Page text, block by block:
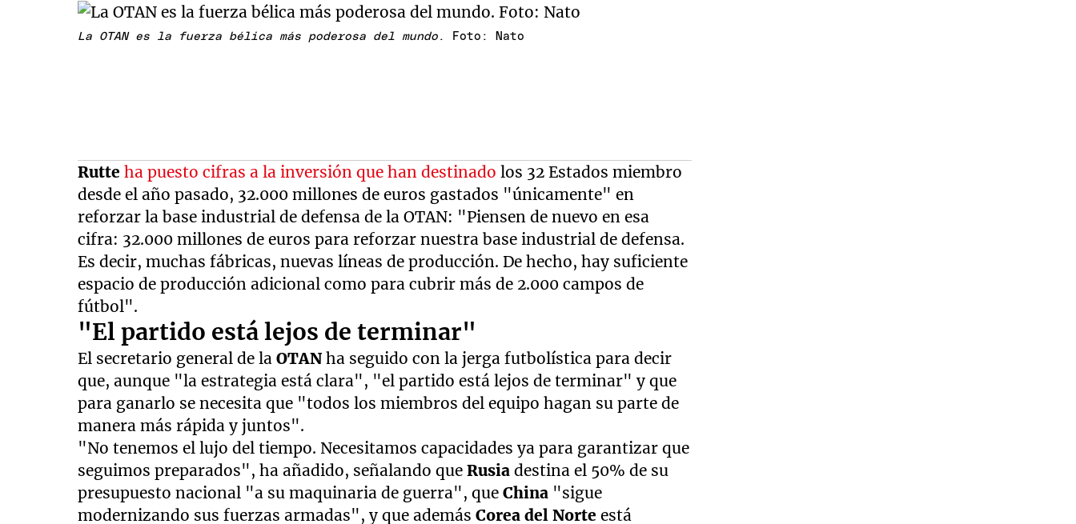
La OTAN es la fuerza bélica más poderosa del mundo . Foto: Nato
Rutte ha puesto cifras a la inversión que han destinado los 32 Estados miembro
desde el año pasado, 32.000 millones de euros gastados "únicamente" en
reforzar la base industrial de defensa de la OTAN: "Piensen de nuevo en esa
cifra: 32.000 millones de euros para reforzar nuestra base industrial de defensa.
Es decir, muchas fábricas, nuevas líneas de producción. De hecho, hay suficiente
espacio de producción adicional como para cubrir más de 2.000 campos de
fútbol".
"El partido está lejos de terminar"
El secretario general de laOTAN ha seguido con la jerga futbolística para decir
que, aunque "la estrategia está clara", "el partido está lejos de terminar" y que
para ganarlo se necesita que "todos los miembros del equipo hagan su parte de
manera más rápida y juntos".
"No tenemos el lujo del tiempo. Necesitamos capacidades ya para garantizar que
seguimos preparados", ha añadido, señalando queRusia destina el 50% de su
presupuesto nacional "a su maquinaria de guerra", queChina "sigue
modernizando sus fuerzas armadas", y que ademásCorea del Norte está